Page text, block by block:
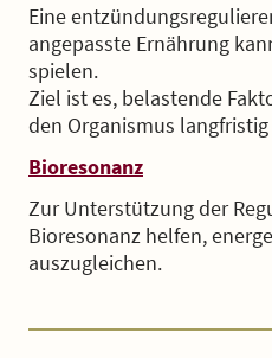
Eine
angepasste Ernährung
spielen.
Ziel ist es, belastende
den Organismus
Bioresonanz
Zur Unterstützung der
Bioresonanz helfen,
auszugleichen.